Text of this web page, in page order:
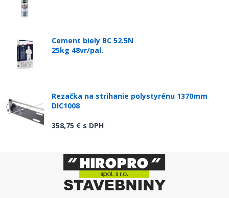
Cement biely BC 52.5N
25kg 48vr/pal.
Rezačka na strihanie polystyrénu 1370mm
DIC1008
358,75 € s DPH